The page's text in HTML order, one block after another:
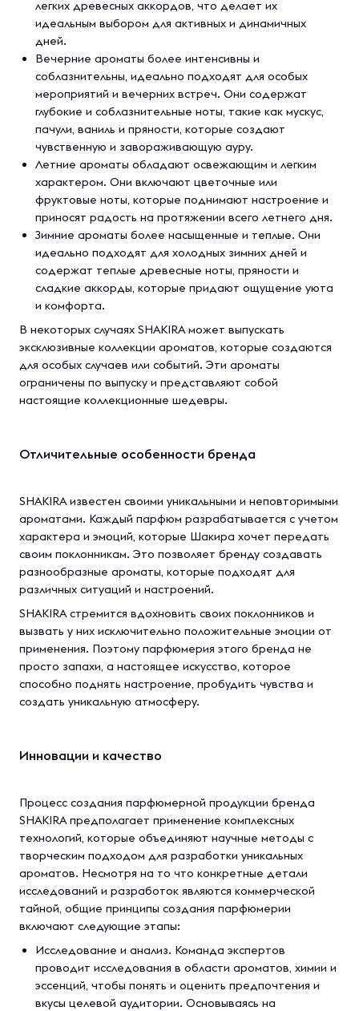
легких древесных аккордов, что делает их
идеальным выбором для активных и динамичных
дней.
Вечерние ароматы более интенсивны и
соблазнительны, идеально подходят для особых
мероприятий и вечерних встреч. Они содержат
глубокие и соблазнительные ноты, такие как мускус,
пачули, ваниль и пряности, которые создают
чувственную и завораживающую ауру.
Летние ароматы обладают освежающим и легким
характером. Они включают цветочные или
фруктовые ноты, которые поднимают настроение и
приносят радость на протяжении всего летнего дня.
Зимние ароматы более насыщенные и теплые. Они
идеально подходят для холодных зимних дней и
содержат теплые древесные ноты, пряности и
сладкие аккорды, которые придают ощущение уюта
и комфорта.
В некоторых случаях SHAKIRA может выпускать
эксклюзивные коллекции ароматов, которые создаются
для особых случаев или событий. Эти ароматы
ограничены по выпуску и представляют собой
настоящие коллекционные шедевры.
Отличительные особенности бренда
SHAKIRA известен своими уникальными и неповторимыми
ароматами. Каждый парфюм разрабатывается с учетом
характера и эмоций, которые Шакира хочет передать
своим поклонникам. Это позволяет бренду создавать
разнообразные ароматы, которые подходят для
различных ситуаций и настроений.
SHAKIRA стремится вдохновить своих поклонников и
вызвать у них исключительно положительные эмоции от
применения. Поэтому парфюмерия этого бренда не
просто запахи, а настоящее искусство, которое
способно поднять настроение, пробудить чувства и
создать уникальную атмосферу.
Инновации и качество
Процесс создания парфюмерной продукции бренда
SHAKIRA предполагает применение комплексных
технологий, которые объединяют научные методы с
творческим подходом для разработки уникальных
ароматов. Несмотря на то что конкретные детали
исследований и разработок являются коммерческой
тайной, общие принципы создания парфюмерии
включают следующие этапы:
Исследование и анализ. Команда экспертов
проводит исследования в области ароматов, химии и
эссенций, чтобы понять и оценить предпочтения и
вкусы целевой аудитории. Основываясь на